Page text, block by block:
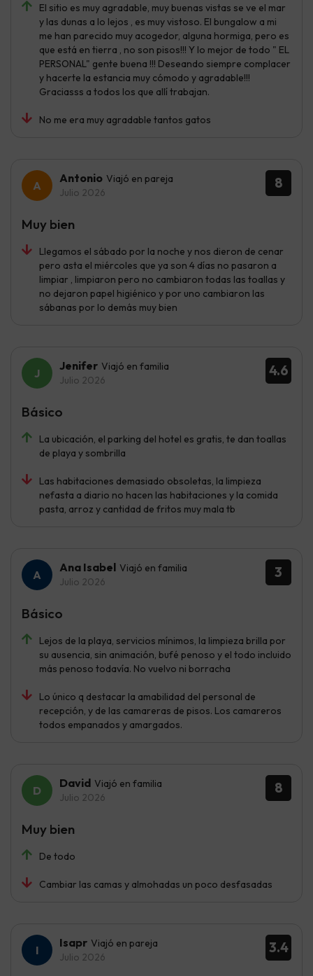
El sitio es muy agradable, muy buenas vistas se ve el mar
y las dunas a lo lejos , es muy vistoso. El bungalow a mi
me han parecido muy acogedor, alguna hormiga, pero es
que está en tierra , no son pisos!!! Y lo mejor de todo " EL
PERSONAL" gente buena !!! Deseando siempre complacer
y hacerte la estancia muy cómodo y agradable!!!
Graciasss a todos los que allí trabajan.
No me era muy agradable tantos gatos
8
Antonio Viajó en pareja
Julio 2026
Llegamos el sábado por la noche y nos dieron de cenar
pero asta el miércoles que ya son 4 días no pasaron a
limpiar , limpiaron pero no cambiaron todas las toallas y
no dejaron papel higiénico y por uno cambiaron las
sábanas por lo demás muy bien
Muy bien
4.6
Jenifer Viajó en familia
Julio 2026
La ubicación, el parking del hotel es gratis, te dan toallas
de playa y sombrilla
Las habitaciones demasiado obsoletas, la limpieza
nefasta a diario no hacen las habitaciones y la comida
pasta, arroz y cantidad de fritos muy mala tb
Básico
3
Ana Isabel Viajó en familia
Julio 2026
Lejos de la playa, servicios mínimos, la limpieza brilla por
su ausencia, sin animación, bufé penoso y el todo incluido
más penoso todavía. No vuelvo ni borracha
Lo único q destacar la amabilidad del personal de
recepción, y de las camareras de pisos. Los camareros
todos empanados y amargados.
Básico
8
David Viajó en familia
Julio 2026
De todo
Cambiar las camas y almohadas un poco desfasadas
Muy bien
3.4
Isapr Viajó en pareja
Julio 2026